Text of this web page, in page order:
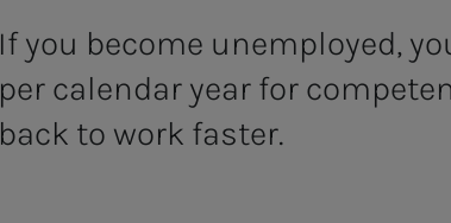
If you become unemployed,
per calendar year for
back to work faster.